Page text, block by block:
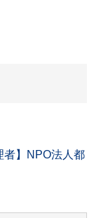
者】NPO法人都